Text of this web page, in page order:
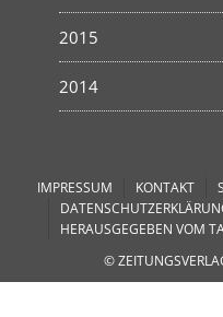
2015
2014
IMPRESSUM KONTAKT
HERAUSGEGEBEN VOM
©